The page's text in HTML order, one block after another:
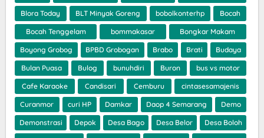
Blora Today BLT Minyak Goreng bobolkonterhp Bocah
Bocah Tenggelam bommakasar Bongkar Makam
Boyong Grobog BPBD Grobogan Brabo Brati Budaya
Bulan Puasa Bulog bunuhdiri Buron bus vs motor
Cafe Karaoke Candisari Cemburu cintasesamajenis
Curanmor curi HP Damkar Daop 4 Semarang Demo
Demonstrasi Depok Desa Bago Desa Belor Desa Boloh